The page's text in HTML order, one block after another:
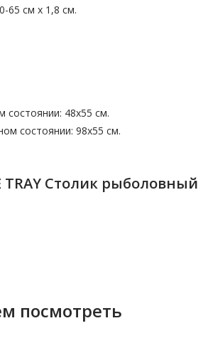
65 см х 1,8 см.
состоянии: 48х55 см.
состоянии: 98х55 см.
TRAY Столик рыболовный
посмотреть